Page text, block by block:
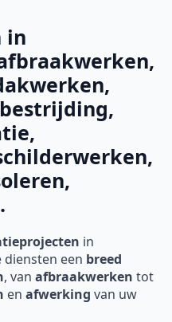
in
in
diensten een breed
, van afbraakwerken tot
en afwerking van uw